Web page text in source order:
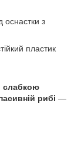
оснастки з
пластик
слабкою
рибі —